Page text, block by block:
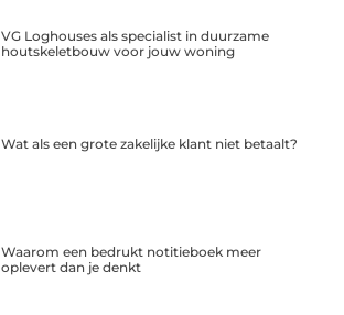
VG Loghouses als specialist in duurzame
houtskeletbouw voor jouw woning
Wat als een grote zakelijke klant niet betaalt?
Waarom een bedrukt notitieboek meer
oplevert dan je denkt